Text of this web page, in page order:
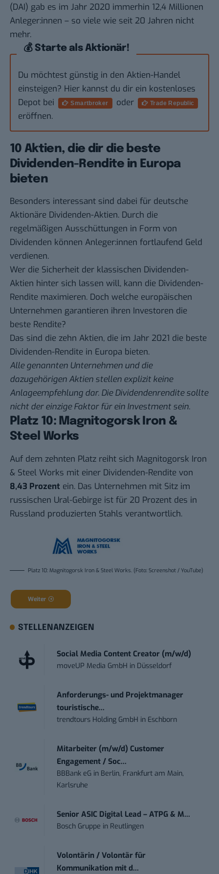
(DAI) gab es im Jahr 2020 immerhin 12,4 Millionen
Anleger:innen – so viele wie seit 20 Jahren nicht
mehr.
💰 Starte als Aktionär!
Du möchtest günstig in den Aktien-Handel
einsteigen? Hier kannst du dir ein kostenloses
Depot bei
Smartbroker oder Trade Republic
eröffnen.
10 Aktien, die dir die beste
Dividenden-Rendite in Europa
bieten
Besonders interessant sind dabei für deutsche
Aktionäre Dividenden-Aktien. Durch die
regelmäßigen Ausschüttungen in Form von
Dividenden können Anleger:innen fortlaufend Geld
verdienen.
Wer die Sicherheit der klassischen Dividenden-
Aktien hinter sich lassen will, kann die Dividenden-
Rendite maximieren. Doch welche europäischen
Unternehmen garantieren ihren Investoren die
beste Rendite?
Das sind die zehn Aktien, die im Jahr 2021 die beste
Dividenden-Rendite in Europa bieten.
Alle genannten Unternehmen und die
dazugehörigen Aktien stellen explizit keine
Anlageempfehlung dar. Die Dividendenrendite sollte
nicht der einzige Faktor für ein Investment sein.
Platz 10: Magnitogorsk Iron &
Steel Works
Auf dem zehnten Platz reiht sich Magnitogorsk Iron
& Steel Works mit einer Dividenden-Rendite von
8,43 Prozent ein. Das Unternehmen mit Sitz im
russischen Ural-Gebirge ist für 20 Prozent des in
Russland produzierten Stahls verantwortlich.
Platz 10: Magnitogorsk Iron & Steel Works. (Foto: Screenshot / YouTube)
Weiter
STELLENANZEIGEN
Social Media Content Creator (m/w/d)
moveUP Media GmbH in Düsseldorf
Anforderungs- und Projektmanager
touristische...
trendtours Holding GmbH in Eschborn
Mitarbeiter (m/w/d) Customer
Engagement / Soc...
BBBank eG in Berlin, Frankfurt am Main,
Karlsruhe
Senior ASIC Digital Lead – ATPG & M...
Bosch Gruppe in Reutlingen
Volontärin / Volontär für
Kommunikation mit d...